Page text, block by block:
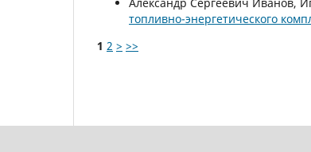
топливно-энергетического
1 2 > >>